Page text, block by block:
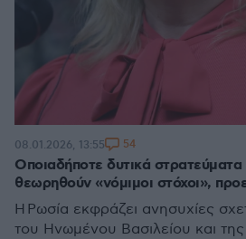
Οποιαδήποτε δυτικά
θεωρηθούν «νόμιμοι στόχοι»,
H Ρωσία εκφράζει ανησυχίες
του Ηνωμένου Βασιλείου και της
08.01.2026, 13:55 54